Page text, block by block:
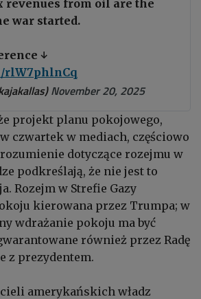
revenues from oil are the
war started.
↓
rlW7phlnCq
November 20, 2025
że projekt planu pokojowego,
czwartek w mediach, częściowo
dotyczące rozejmu w
podkreślają, że nie jest to
Rozejm w Strefie Gazy
kierowana przez Trumpa; w
wdrażanie pokoju ma być
również przez Radę
z prezydentem.
amerykańskich władz